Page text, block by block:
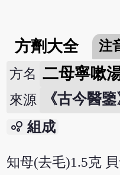
方劑大全 注
方名 二母寧嗽
來源 《古今醫
bubble_chart 組成
知母(去毛)1.5克